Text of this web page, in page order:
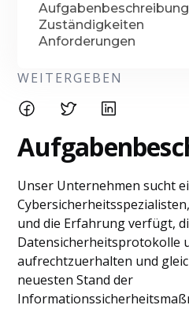
Aufgabenbeschreibung
Zuständigkeiten
Anforderungen
WEITERGEBEN
Unser Unternehmen sucht
und die Erfahrung verfügt,
Datensicherheitsprotokolle
aufrechtzuerhalten und
neuesten Stand der